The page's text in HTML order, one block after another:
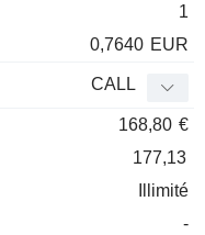
1
0,7640 EUR
CALL
168,80 €
177,13
Illimité
-